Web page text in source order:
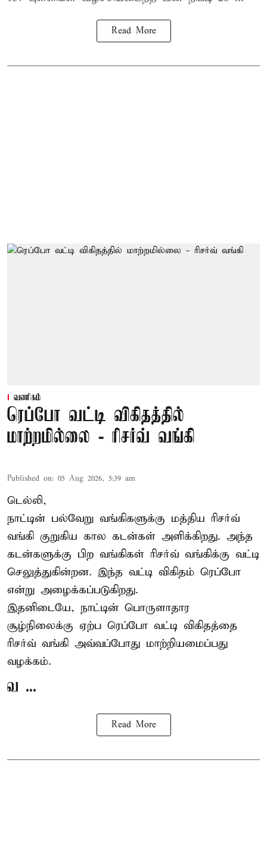
Read More
வணிகம்
ரெப்போ வட்டி விகிதத்தில்
மாற்றமில்லை - ரிசர்வ் வங்கி
Published on: 05 Aug 2026, 5:39 am
டெல்லி,
நாட்டின் பல்வேறு வங்கிகளுக்கு மத்திய ரிசர்வ்
வங்கி குறுகிய கால கடன்கள் அளிக்கிறது. அந்த
கடன்களுக்கு பிற வங்கிகள் ரிசர்வ் வங்கிக்கு வட்டி
செலுத்துகின்றன. இந்த வட்டி விகிதம் ரெப்போ
என்று அழைக்கப்படுகிறது.
இதனிடையே, நாட்டின் பொருளாதார
சூழ்நிலைக்கு ஏற்ப ரெப்போ வட்டி விகிதத்தை
ரிசர்வ் வங்கி அவ்வப்போது மாற்றியமைப்பது
வழக்கம்.
வ ...
Read More